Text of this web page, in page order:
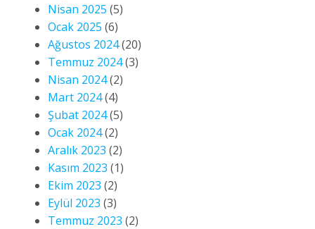
Nisan 2025 (5)
Ocak 2025 (6)
Ağustos 2024(20)
Temmuz 2024(3)
Nisan 2024(2)
Mart 2024(4)
Şubat 2024(5)
Ocak 2024(2)
Aralık 2023 (2)
Kasım 2023 (1)
Ekim 2023 (2)
Eylül 2023 (3)
Temmuz 2023 (2)